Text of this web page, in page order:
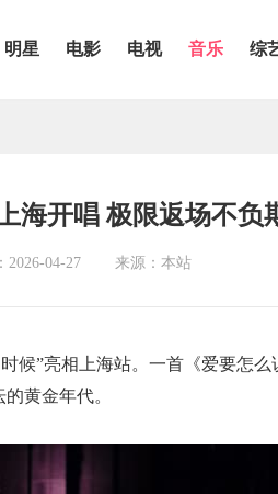
明星 电影 电视 音乐 综
海开唱 极限返场不负
2026-04-27 来源：本站
候”亮相上海站。一首《爱要怎
黄金年代。